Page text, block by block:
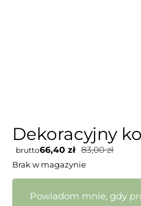
Dekoracyjny
83,00zł
66,40 zł
brutto
Brak w magazynie
Powiadom mnie, gdy